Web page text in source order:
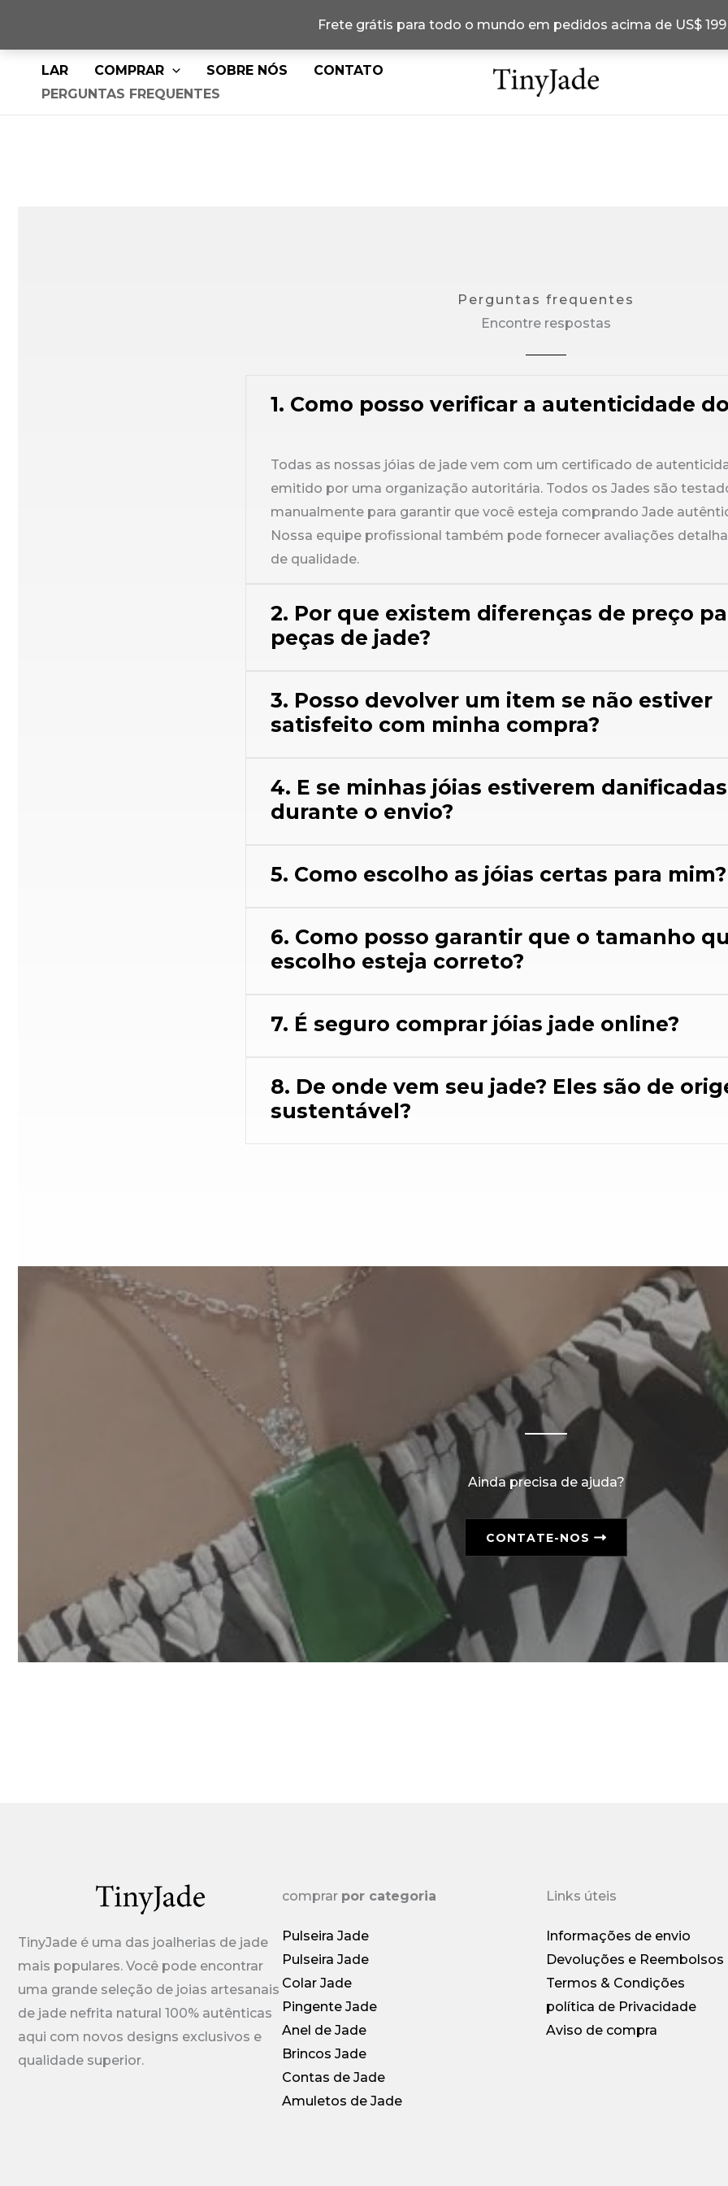
Frete grátis para todo o mundo em pedidos acima de US$ 199
LAR COMPRAR SOBRE NÓS
CONTATO
PERGUNTAS FREQUENTES
Perguntas frequentes
Encontre respostas
1. Como posso verificar a autenticidade
Todas as nossas jóias de jade vem com um certificado de
emitido por uma organização autoritária. Todos os Jades são
manualmente para garantir que você esteja comprando Jade
Nossa equipe profissional também pode fornecer avaliações
de qualidade.
2. Por que existem diferenças de preço
peças de jade?
3. Posso devolver um item se não estiver
satisfeito com minha compra?
4. E se minhas jóias estiverem danificadas
durante o envio?
5. Como escolho as jóias certas para mim?
6. Como posso garantir que o tamanho
escolho esteja correto?
7. É seguro comprar jóias jade online?
8. De onde vem seu jade? Eles são de
sustentável?
Ainda precisa de ajuda?
CONTATE-NOS
TinyJade é uma das joalherias de jade
mais populares. Você pode encontrar
uma grande seleção de joias artesanais
de jade nefrita natural 100% autênticas
aqui com novos designs exclusivos e
qualidade superior.
comprar por categoria
Pulseira Jade
Pulseira Jade
Colar Jade
Pingente Jade
Anel de Jade
Brincos Jade
Contas de Jade
Amuletos de Jade
Links úteis
Informações de envio
Devoluções e Reembolsos
Termos & Condições
política de Privacidade
Aviso de compra